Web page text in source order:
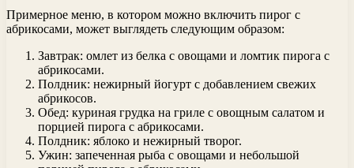
Примерное меню, в котором можно включить пирог с
абрикосами, может выглядеть следующим образом:
Завтрак: омлет из белка с овощами и ломтик пирога с
абрикосами.
Полдник: нежирный йогурт с добавлением свежих
абрикосов.
Обед: куриная грудка на гриле с овощным салатом и
порцией пирога с абрикосами.
Полдник: яблоко и нежирный творог.
Ужин: запеченная рыба с овощами и небольшой